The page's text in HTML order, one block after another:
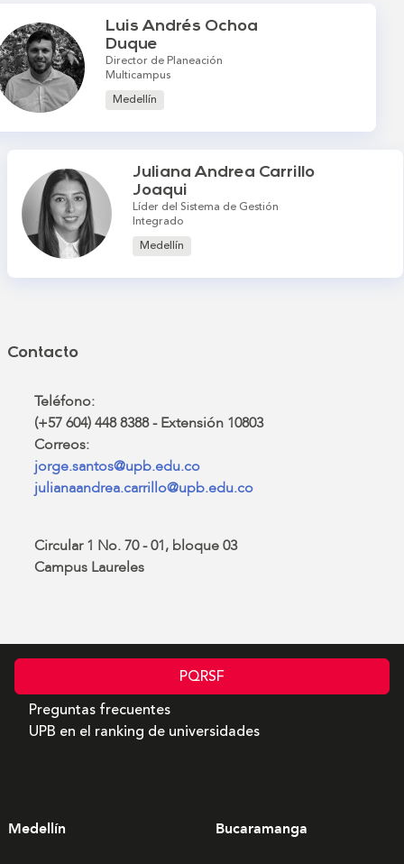
Luis Andrés Ochoa
Duque
Director de Planeación
Multicampus
Medellín
Juliana Andrea Carrillo
Joaqui
Líder del Sistema de Gestión
Integrado
Medellín
Contacto
Teléfono:
(+57 604) 448 8388 - Extensión 10803
Correos:
jorge.santos@upb.edu.co
julianaandrea.carrillo@upb.edu.co
Circular 1 No. 70 - 01, bloque 03
Campus Laureles
PQRSF
Preguntas frecuentes
UPB en el ranking de universidades
Medellín Bucaramanga